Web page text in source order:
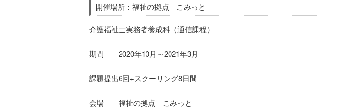
開催場所：福祉の拠点 こみっと
介護福祉士実務者養成科（通信課程）
期間 2020年10月～2021年3月
課題提出6回+スクーリング8日間
会場 福祉の拠点 こみっと